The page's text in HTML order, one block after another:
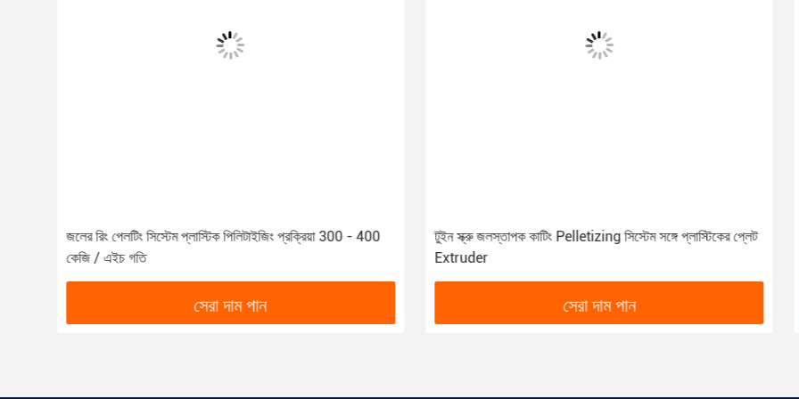
টুইন স্ক্রু জলস্তাপক কাটিং Pelletizing সিস্টেম সঙ্গে প্লাস্টিকের প্লেট
Extruder
সেরা দাম পান
PE / PP / PA গ্লাস ফাইবার প্লাস্টিকের প্লেট মেকিং মেশিন 30-50
কেজি / এইচ ক্যাপাসিটি
সেরা দাম পান